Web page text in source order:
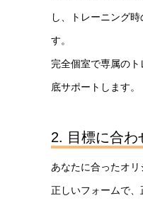
し、トレーニング
す。
完全個室で専属の
底サポートします。
2. 目標に合わ
あなたに合ったオリ
正しいフォームで